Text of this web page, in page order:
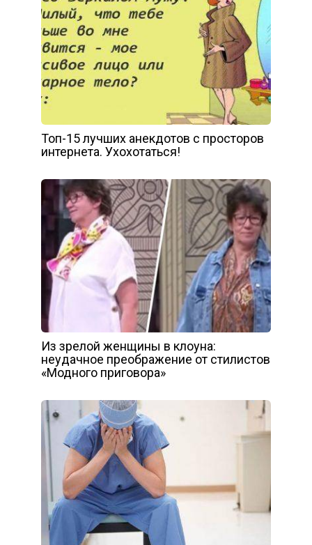
Топ-15 лучших анекдотов с просторов
интернета. Ухохотаться!
Из зрелой женщины в клоуна:
неудачное преображение от стилистов
«Модного приговора»